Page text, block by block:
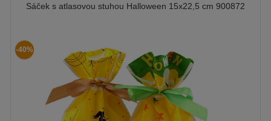
Sáček s atlasovou stuhou Halloween 15x22,5 cm 900872
-40%